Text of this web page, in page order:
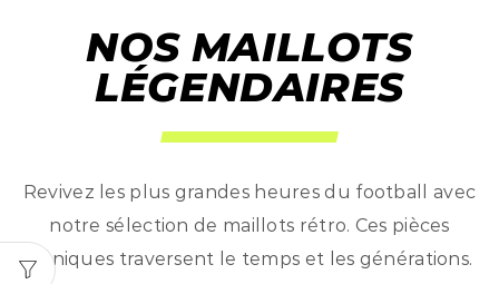
NOS MAILLOTS
LÉGENDAIRES
Revivez les plus grandes heures du football avec
notre sélection de maillots rétro. Ces pièces
iconiques traversent le temps et les générations.